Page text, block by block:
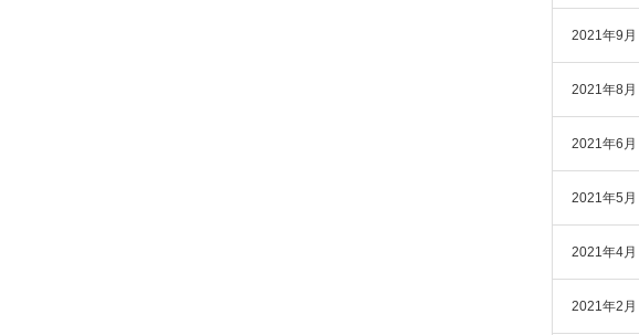
2021年9月
2021年8月
2021年6月
2021年5月
2021年4月
2021年2月